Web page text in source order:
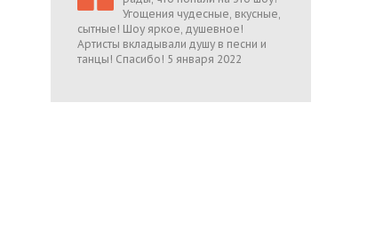
Угощения чудесные, вкусные,
сытные! Шоу яркое, душевное!
Артисты вкладывали душу в песни и
танцы! Спасибо! 5 января 2022